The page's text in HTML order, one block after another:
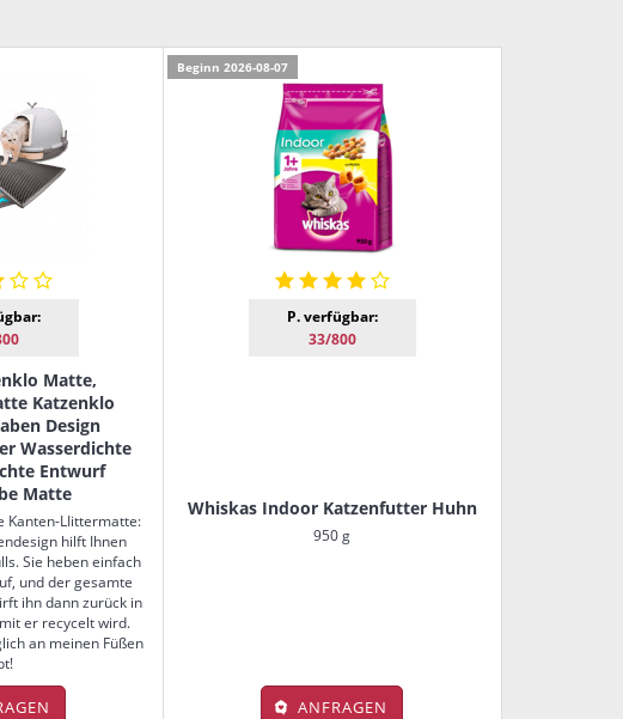
Matte,
Katzenklo
Design
Wasserdichte
Entwurf
Matte
Kanten-LIittermatte:
hilft Ihnen
Sie heben einfach
und der gesamte
ihn dann zurück in
er recycelt wird.
an meinen Füßen
Beginn 2026-08-07
P. verfügbar:
33/800
Whiskas Indoor Katzenfutter Huhn
950 g
ANFRAGEN